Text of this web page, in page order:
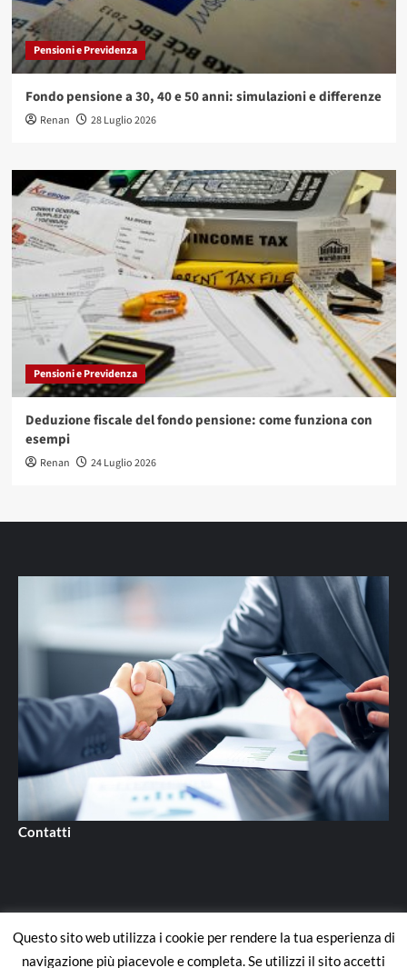
Pensioni e Previdenza
Fondo pensione a 30, 40 e 50 anni: simulazioni e differenze
Renan 28 Luglio 2026
Pensioni e Previdenza
Deduzione fiscale del fondo pensione: come funziona con
esempi
Renan 24 Luglio 2026
Contatti
Contatti
Questo sito web utilizza i cookie per rendere la tua esperienza di
navigazione più piacevole e completa. Se utilizzi il sito accetti